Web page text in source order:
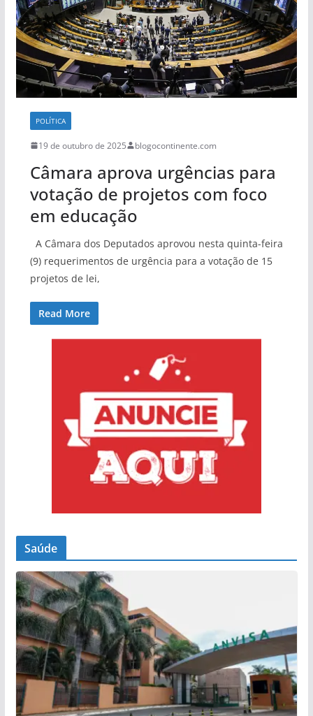
POLÍTICA
19 de outubro de 2025 blogocontinente.com
Câmara aprova urgências para
votação de projetos com foco
em educação
A Câmara dos Deputados aprovou nesta quinta-feira
(9) requerimentos de urgência para a votação de 15
projetos de lei,
Read More
Saúde